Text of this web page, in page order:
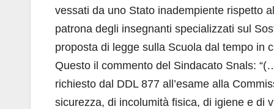
vessati da uno Stato inadempiente rispetto
patrona degli insegnanti specializzati sul
proposta di legge sulla Scuola dal tempo in
Questo il commento del Sindacato Snals:
richiesto dal DDL 877 all’esame alla
sicurezza, di incolumità fisica, di igiene e di